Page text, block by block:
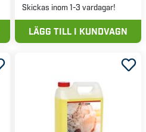
Skickas inom 1-3 vardagar!
LÄGG TILL I KUNDVAGN